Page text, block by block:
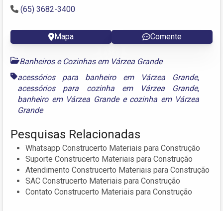
(65) 3682-3400
Mapa Comente
Banheiros e Cozinhas em Várzea Grande
acessórios para banheiro em Várzea Grande,
acessórios para cozinha em Várzea Grande,
banheiro em Várzea Grandee cozinha em Várzea
Grande
Pesquisas Relacionadas
Whatsapp Construcerto Materiais para Construção
Suporte Construcerto Materiais para Construção
Atendimento Construcerto Materiais para Construção
SAC Construcerto Materiais para Construção
Contato Construcerto Materiais para Construção